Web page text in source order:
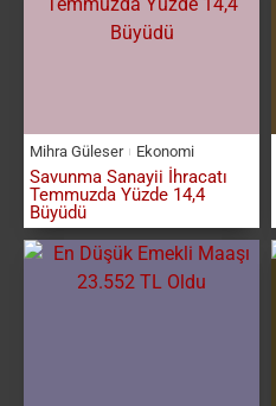
Mihra Güleser Ekonomi
Savunma Sanayii İhracatı
Temmuzda Yüzde 14,4
Büyüdü